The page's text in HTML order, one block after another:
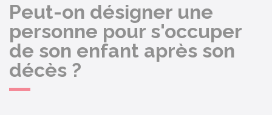
Peut-on désigner une
personne pour s'occuper
de son enfant après son
décès ?